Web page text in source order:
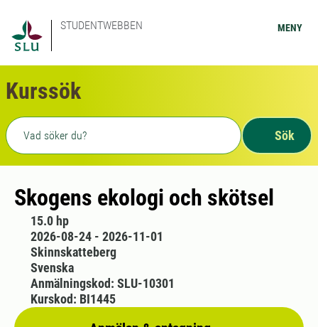
STUDENTWEBBEN MENY
Kurssök
Fritext sökning
Sök
Skogens ekologi och skötsel
15.0 hp
2026-08-24 - 2026-11-01
Skinnskatteberg
Svenska
Anmälningskod: SLU-10301
Kurskod: BI1445